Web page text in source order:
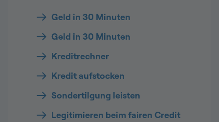
Geld in 30 Minuten
Geld in 30 Minuten
Kreditrechner
Kredit aufstocken
Sondertilgung leisten
Legitimieren beim fairen Credit